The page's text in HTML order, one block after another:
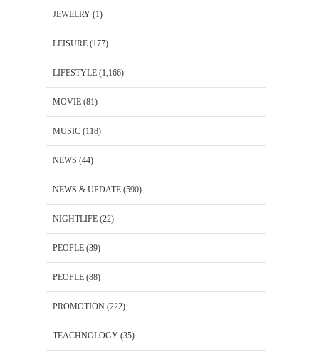
JEWELRY (1)
LEISURE (177)
LIFESTYLE (1,166)
MOVIE (81)
MUSIC (118)
NEWS (44)
NEWS & UPDATE (590)
NIGHTLIFE (22)
PEOPLE (39)
PEOPLE (88)
PROMOTION (222)
TEACHNOLOGY (35)